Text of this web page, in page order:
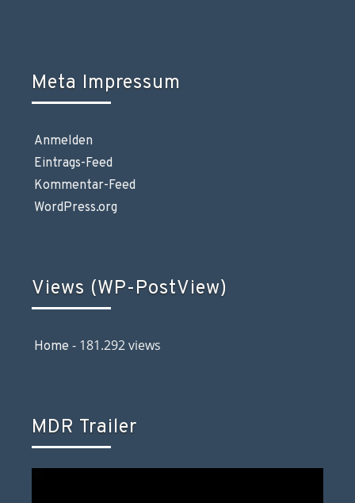
Meta Impressum
Anmelden
Eintrags-Feed
Kommentar-Feed
WordPress.org
Views (WP-PostView)
Home - 181.292 views
MDR Trailer